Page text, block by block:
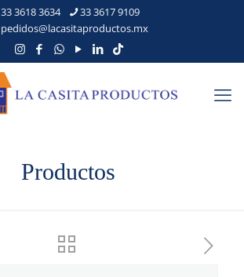
33 3618 3634
33 3617 9109
pedidos@lacasitaproductos.mx
Productos